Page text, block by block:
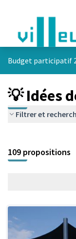
Budget participatif
💡 Idées
Filtrer et
+
−
109 propositions